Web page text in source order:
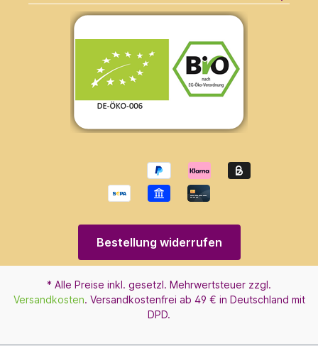
Bestellung widerrufen
* Alle Preise inkl. gesetzl. Mehrwertsteuer zzgl.
Versandkosten. Versandkostenfrei ab 49 € in Deutschland mit
DPD.